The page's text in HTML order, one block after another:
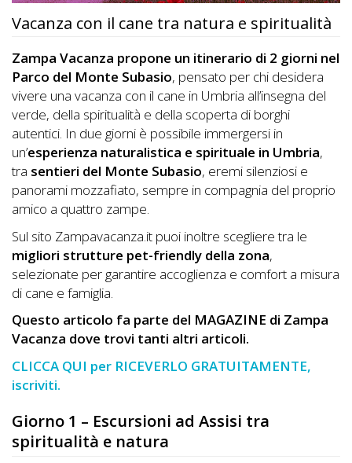
INFO
A
DOG
CHIEDI
CODICE
SCONTO
Video
Tutorial
Lavora
con
Noi
Inserisci
Attività
Vacanza con il cane tra natura e spiritualità
Zampa Vacanza propone un itinerario di 2 giorni nel
Parco del Monte Subasio, pensato per chi desidera
vivere una vacanza con il cane in Umbria all’insegna del
verde, della spiritualità e della scoperta di borghi
autentici. In due giorni è possibile immergersi in
un’esperienza naturalistica e spirituale in Umbria,
tra sentieri del Monte Subasio, eremi silenziosi e
panorami mozzafiato, sempre in compagnia del proprio
amico a quattro zampe.
Sul sito Zampavacanza.it puoi inoltre scegliere tra le
migliori strutture pet-friendly della zona,
selezionate per garantire accoglienza e comfort a misura
di cane e famiglia.
Questo articolo fa parte del MAGAZINE di Zampa
Vacanza dove trovi tanti altri articoli.
CLICCA QUI per RICEVERLO GRATUITAMENTE,
iscriviti.
Giorno 1 – Escursioni ad Assisi tra
spiritualità e natura